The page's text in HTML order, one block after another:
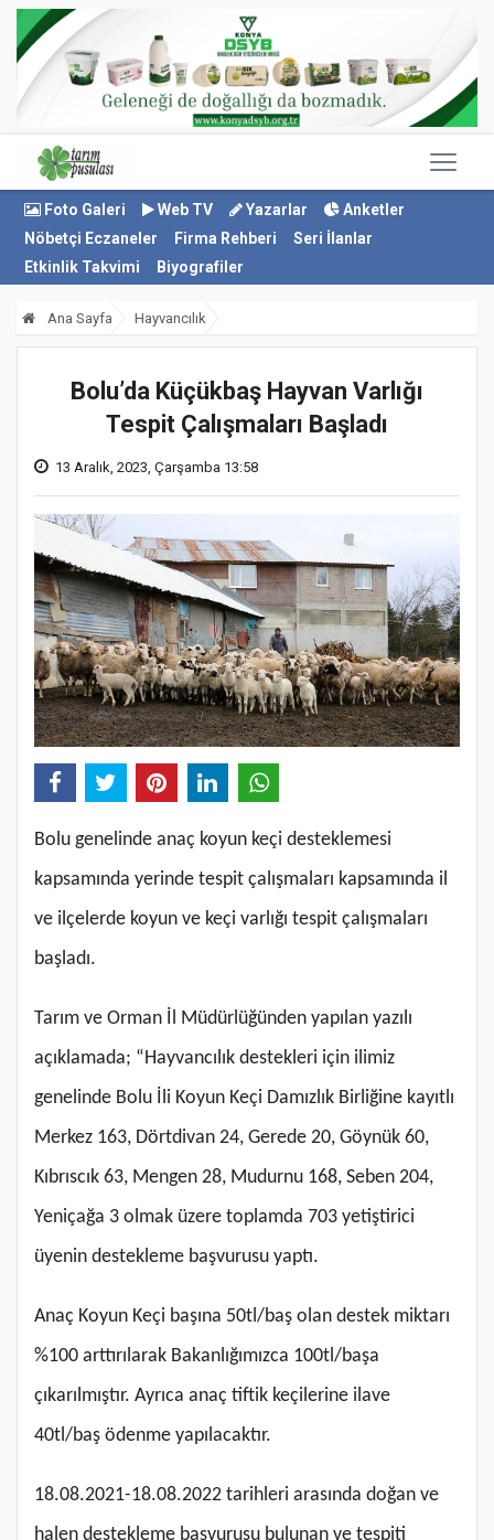
Foto Galeri Web TV Yazarlar
Anketler
Nöbetçi Eczaneler
Firma Rehberi
Seri İlanlar
Etkinlik Takvimi
Biyografiler
Ana Sayfa Hayvancılık
Bolu’da Küçükbaş Hayvan Varlığı
Tespit Çalışmaları Başladı
13 Aralık, 2023, Çarşamba 13:58
Bolu genelinde anaç koyun keçi desteklemesi
kapsamında yerinde tespit çalışmaları kapsamında il
ve ilçelerde koyun ve keçi varlığı tespit çalışmaları
başladı.
Tarım ve Orman İl Müdürlüğünden yapılan yazılı
açıklamada; “Hayvancılık destekleri için ilimiz
genelinde Bolu İli Koyun Keçi Damızlık Birliğine kayıtlı
Merkez 163, Dörtdivan 24, Gerede 20, Göynük 60,
Kıbrıscık 63, Mengen 28, Mudurnu 168, Seben 204,
Yeniçağa 3 olmak üzere toplamda 703 yetiştirici
üyenin destekleme başvurusu yaptı.
Anaç Koyun Keçi başına 50tl/baş olan destek miktarı
%100 arttırılarak Bakanlığımızca 100tl/başa
çıkarılmıştır. Ayrıca anaç tiftik keçilerine ilave
40tl/baş ödenme yapılacaktır.
18.08.2021-18.08.2022 tarihleri arasında doğan ve
halen destekleme başvurusu bulunan ve tespiti